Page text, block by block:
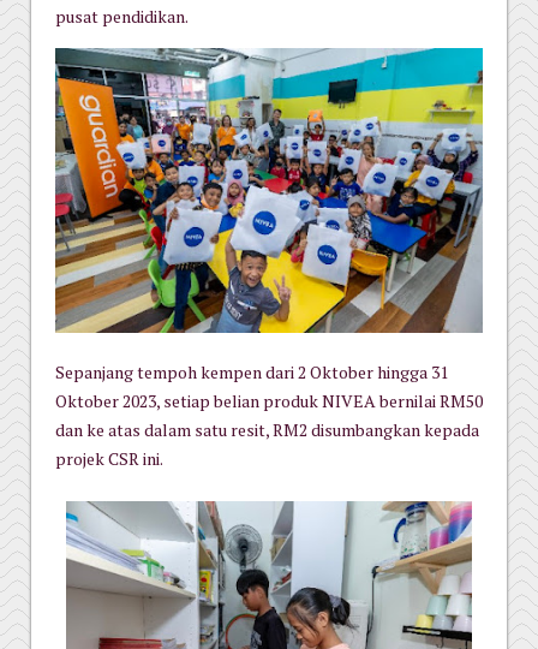
pusat pendidikan.
Sepanjang tempoh kempen dari 2 Oktober hingga 31
Oktober 2023, setiap belian produk NIVEA bernilai RM50
dan ke atas dalam satu resit, RM2 disumbangkan kepada
projek CSR ini.